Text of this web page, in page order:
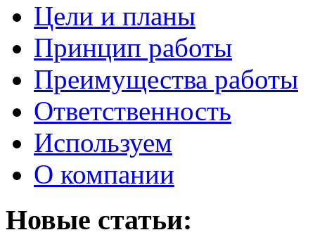
Цели и планы
Принцип работы
Преимущества работы
Ответственность
Используем
О компании
Новые статьи: